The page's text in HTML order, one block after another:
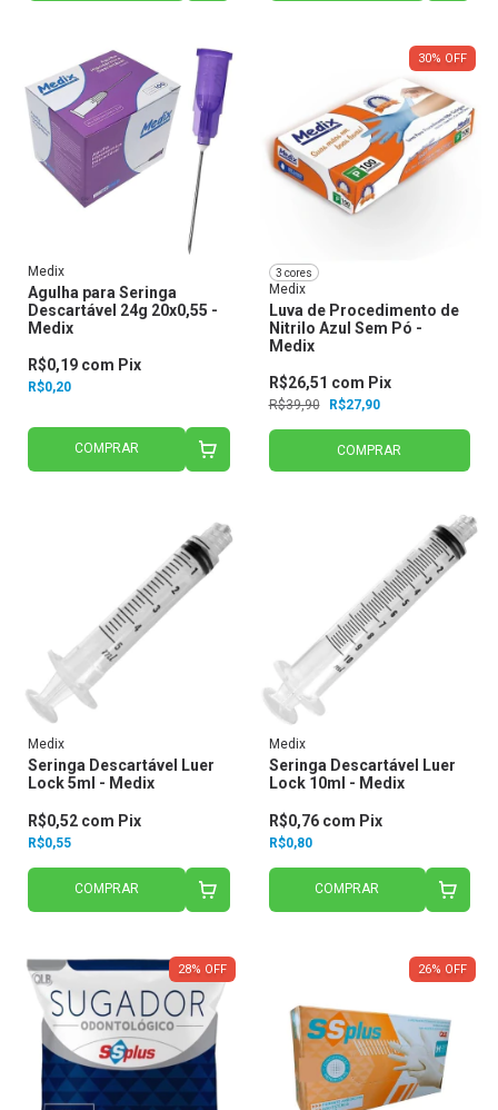
Medix
Agulha para Seringa
Descartável 24g 20x0,55 -
Medix
R$0,20
R$0,19 com Pix
COMPRAR
30% OFF
3 cores
Medix
Luva de Procedimento de
Nitrilo Azul Sem Pó -
Medix
R$39,90 R$27,90
R$26,51 com Pix
COMPRAR
Medix
Seringa Descartável Luer
Lock 5ml - Medix
R$0,55
R$0,52 com Pix
COMPRAR
Medix
Seringa Descartável Luer
Lock 10ml - Medix
R$0,80
R$0,76 com Pix
COMPRAR
28% OFF 26% OFF